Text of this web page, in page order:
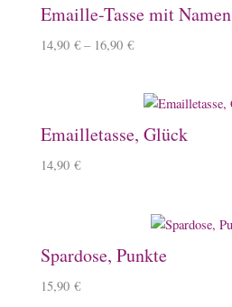
Emaille-Tasse mit Namen
14,90 € – 16,90 €
Emailletasse, Glück
14,90 €
Spardose, Punkte
15,90 €